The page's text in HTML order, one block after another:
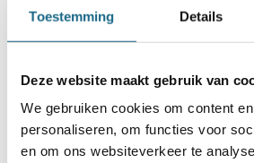
Toestemming Details
Deze website maakt gebruik van
We gebruiken cookies om content
personaliseren, om functies voor
en om ons websiteverkeer te
De match tegen Giri was de eerste
Niemann against the world’. (foto
Geklommen